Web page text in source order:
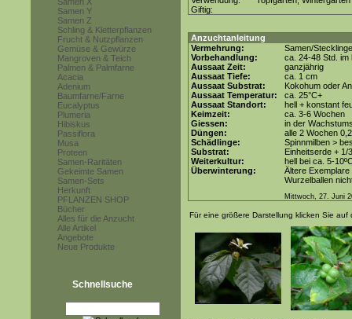
Samen Y
Samen Z
Schling & Kletterpflanzen
Frucht & Nutzpflanzen
Gemüse & Gewürze
Mangroven & Teich
Palmen & Palmfarne
Acacia
Adenium
Baumfarne/Farne
Eucalyptus
Plumeria
Hibiskus
Passiflora
Musa
Proteen
Samen-Raritäten
Gekeimte Samen
Samen-Sets
Herkunft
PFLANZEN SHOP
Bücher
Alles für die Anzucht
Alle Artikel
Angebote
Neue Produkte
Schnellsuche
Giftig:
Anzuchtanleitung
Vermehrung:
Samen/Stecklinge
Vorbehandlung:
ca. 24-48 Std. im
Aussaat Zeit:
ganzjährig
Aussaat Tiefe:
ca. 1 cm
Aussaat Substrat:
Kokohum oder
Aussaat Temperatur:
ca. 25°C+
Aussaat Standort:
hell + konstant
Keimzeit:
ca. 3-6 Wochen
Giessen:
in der
Düngen:
alle 2 Wochen
Schädlinge:
Spinnmilben >
Substrat:
Einheitserde + 1/
Weiterkultur:
hell bei ca. 5-
Überwinterung:
Ältere
Wurzelballen
Mittwoch, 27. Juni
Für eine größere Darstellung klicken Sie auf